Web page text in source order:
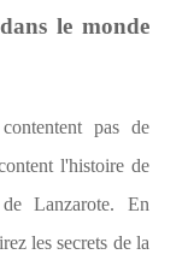
le monde
pas de
l'histoire de
Lanzarote. En
les secrets de la